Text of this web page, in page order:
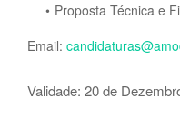
Proposta Técnica e
Email:
Validade: 20 de